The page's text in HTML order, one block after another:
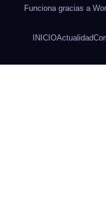
Funciona gracias a
INICIOActualidad